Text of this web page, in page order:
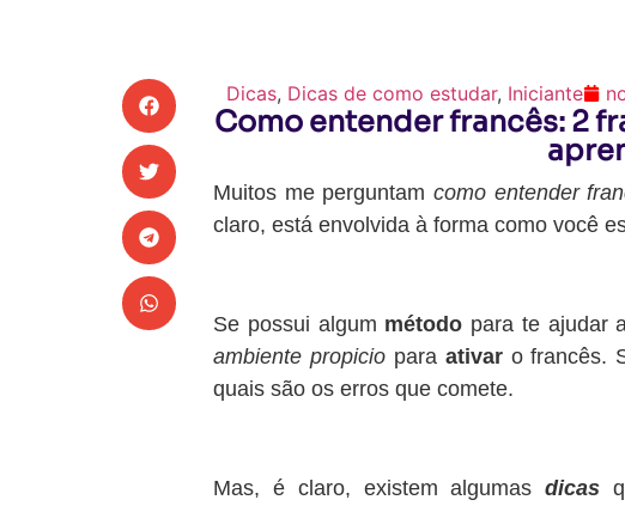
Dicas, Dicas de como estudar, Iniciante
Como entender francês: 2
Muitos me perguntam como entender
claro, está envolvida à forma como você
Se possui algum método para te ajudar a
ambiente propiciopara ativaro francês.
quais são os erros que comete.
Mas, é claro, existem algumasdicas